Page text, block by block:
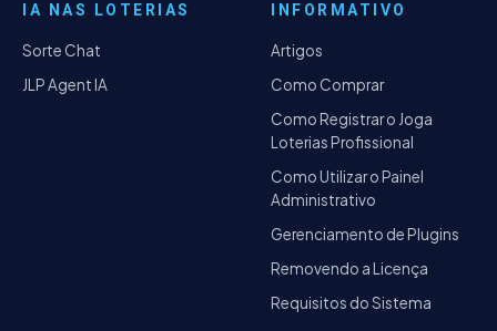
IA NAS LOTERIAS
Sorte Chat
JLP Agent IA
INFORMATIVO
Artigos
Como Comprar
Como Registrar o Joga
Loterias Profissional
Como Utilizar o Painel
Administrativo
Gerenciamento de Plugins
Removendo a Licença
Requisitos do Sistema